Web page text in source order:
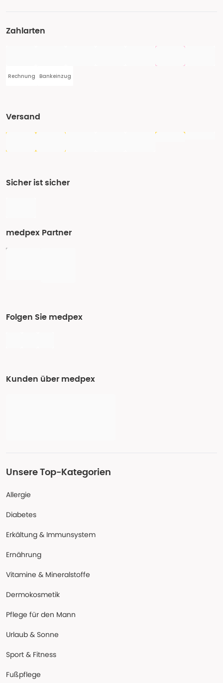
Zahlarten
Rechnung Bankeinzug
Versand
Sicher ist sicher
medpex Partner
Folgen Sie medpex
Kunden über medpex
Unsere Top-Kategorien
Allergie
Diabetes
Erkältung & Immunsystem
Ernährung
Vitamine & Mineralstoffe
Dermokosmetik
Pflege für den Mann
Urlaub & Sonne
Sport & Fitness
Fußpflege